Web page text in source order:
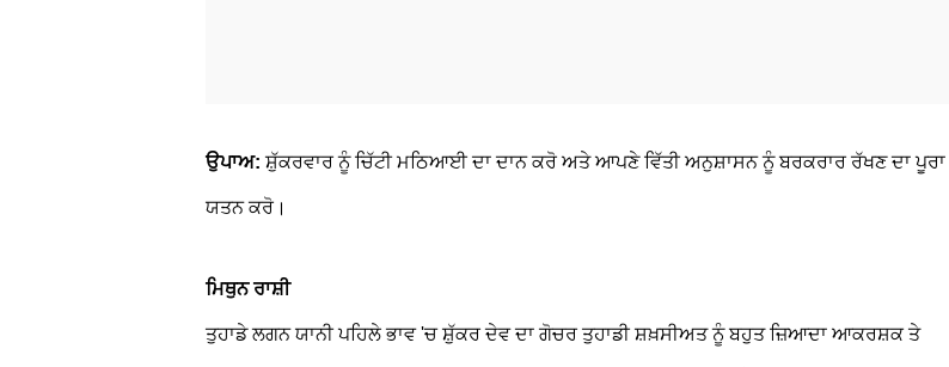
ਉਪਾਅ: ਸ਼ੁੱਕਰਵਾਰ ਨੂੰ ਚਿੱਟੀ ਮਠਿਆਈ ਦਾ ਦਾਨ ਕਰੋ ਅਤੇ ਆਪਣੇ ਵਿੱਤੀ ਅਨੁਸ਼ਾਸਨ ਨੂੰ ਬਰਕਰਾਰ ਰੱਖਣ ਦਾ ਪੂਰਾ
ਯਤਨ ਕਰੋ।
ਮਿਥੁਨ ਰਾਸ਼ੀ
ਤੁਹਾਡੇ ਲਗਨ ਯਾਨੀ ਪਹਿਲੇ ਭਾਵ 'ਚ ਸ਼ੁੱਕਰ ਦੇਵ ਦਾ ਗੋਚਰ ਤੁਹਾਡੀ ਸ਼ਖ਼ਸੀਅਤ ਨੂੰ ਬਹੁਤ ਜ਼ਿਆਦਾ ਆਕਰਸ਼ਕ ਤੇ